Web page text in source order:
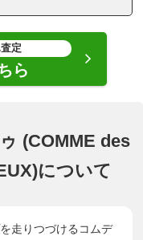
定
ら
(COMME des
について
走りつづけるコムデ